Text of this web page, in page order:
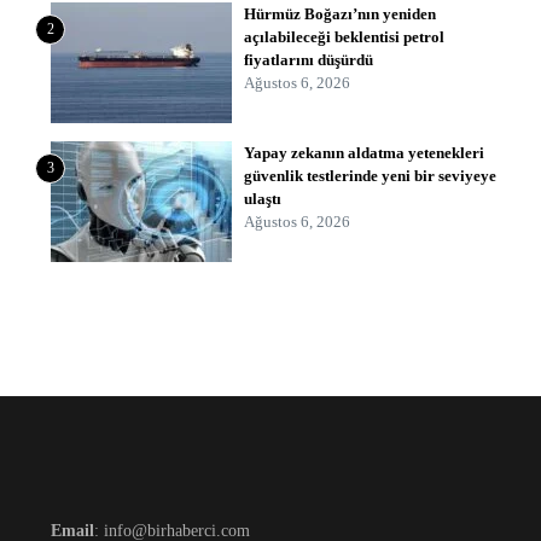
2
Hürmüz Boğazı’nın yeniden
açılabileceği beklentisi petrol
fiyatlarını düşürdü
Ağustos 6, 2026
3
Yapay zekanın aldatma yetenekleri
güvenlik testlerinde yeni bir seviyeye
ulaştı
Ağustos 6, 2026
Email: info@birhaberci.com